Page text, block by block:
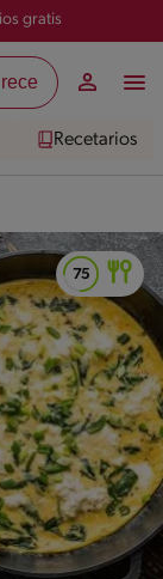
gratis
Recetarios